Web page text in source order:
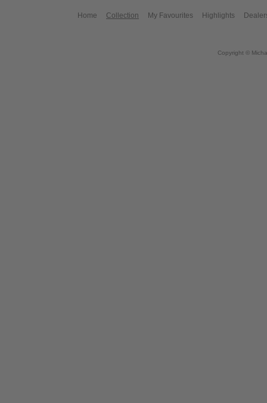
Home Collection My Favourites Highlights
Copyright ©